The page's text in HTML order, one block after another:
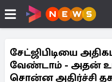
சேட்ஜிபிடியை
வேண்டாம் - அதன்
சொன்ன அதிர்ச்சி